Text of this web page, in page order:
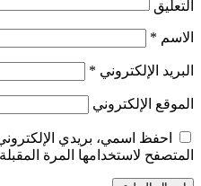
التعليق
الاسم *
البريد الإلكتروني *
الموقع الإلكتروني
احفظ اسمي، بريدي
المتصفح لاستخدامها المرة